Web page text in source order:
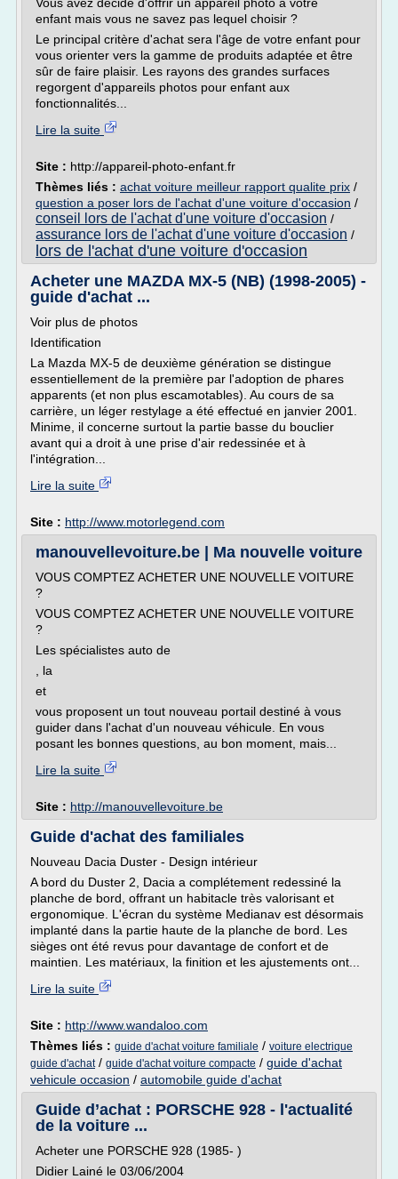
enfant mais vous ne savez pas lequel choisir ?
Le principal critère d'achat sera l'âge de votre enfant pour
vous orienter vers la gamme de produits adaptée et être
sûr de faire plaisir. Les rayons des grandes surfaces
regorgent d'appareils photos pour enfant aux
fonctionnalités...
Lire la suite
Site : http://appareil-photo-enfant.fr
Thèmes liés : achat voiture meilleur rapport qualite prix /
question a poser lors de l'achat d'une voiture d'occasion /
conseil lors de l'achat d'une voiture d'occasion /
assurance lors de l'achat d'une voiture d'occasion /
lors de l'achat d'une voiture d'occasion
Acheter une MAZDA MX-5 (NB) (1998-2005) -
guide d'achat ...
Voir plus de photos
Identification
La Mazda MX-5 de deuxième génération se distingue
essentiellement de la première par l'adoption de phares
apparents (et non plus escamotables). Au cours de sa
carrière, un léger restylage a été effectué en janvier 2001.
Minime, il concerne surtout la partie basse du bouclier
avant qui a droit à une prise d'air redessinée et à
l'intégration...
Lire la suite
Site : http://www.motorlegend.com
manouvellevoiture.be | Ma nouvelle voiture
VOUS COMPTEZ ACHETER UNE NOUVELLE VOITURE
?
VOUS COMPTEZ ACHETER UNE NOUVELLE VOITURE
?
Les spécialistes auto de
, la
et
vous proposent un tout nouveau portail destiné à vous
guider dans l'achat d'un nouveau véhicule. En vous
posant les bonnes questions, au bon moment, mais...
Lire la suite
Site : http://manouvellevoiture.be
Guide d'achat des familiales
Nouveau Dacia Duster - Design intérieur
A bord du Duster 2, Dacia a complétement redessiné la
planche de bord, offrant un habitacle très valorisant et
ergonomique. L'écran du système Medianav est désormais
implanté dans la partie haute de la planche de bord. Les
sièges ont été revus pour davantage de confort et de
maintien. Les matériaux, la finition et les ajustements ont...
Lire la suite
Site : http://www.wandaloo.com
Thèmes liés : guide d'achat voiture familiale / voiture electrique
guide d'achat/ guide d'achat voiture compacte / guide d'achat
vehicule occasion / automobile guide d'achat
Guide d’achat : PORSCHE 928 - l'actualité
de la voiture ...
Acheter une PORSCHE 928 (1985- )
Didier Lainé le 03/06/2004